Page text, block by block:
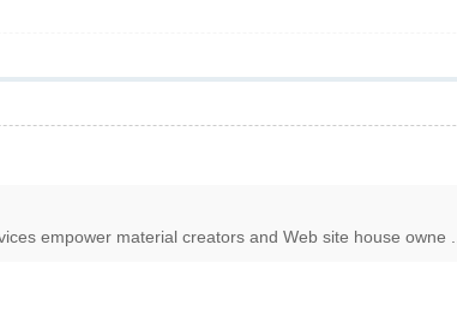
empower material creators and Web site house owne ...